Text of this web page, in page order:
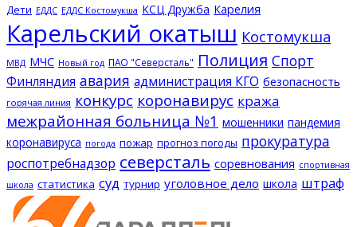
Дети ЕДДС ЕДДС Костомукша КСЦ Дружба Карелия
Карельский окатыш Костомукша
МВД МЧС Новый год ПАО "Северсталь" Полиция Спорт
Финляндия авария администрация КГО безопасность
горячая линия конкурс коронавирус кража
межрайонная больница №1 мошенники пандемия
коронавируса погода пожар прогноз погоды прокуратура
роспотребнадзор северсталь соревнования спортивная
школа статистика суд турнир уголовное дело школа штраф